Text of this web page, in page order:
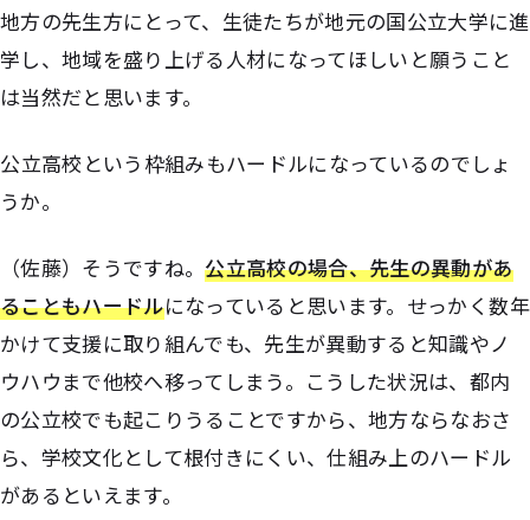
地方の先生方にとって、生徒たちが地元の国公立大学に進
学し、地域を盛り上げる人材になってほしいと願うこと
は当然だと思います。
――公立高校という枠組みもハードルになっているのでしょ
うか。
（佐藤）そうですね。公立高校の場合、先生の異動があ
ることもハードルになっていると思います。せっかく数年
かけて支援に取り組んでも、先生が異動すると知識やノ
ウハウまで他校へ移ってしまう。こうした状況は、都内
の公立校でも起こりうることですから、地方ならなおさ
ら、学校文化として根付きにくい、仕組み上のハードル
があるといえます。